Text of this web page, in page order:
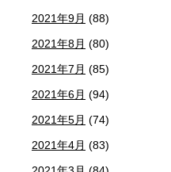
2021年9月 (88)
2021年8月 (80)
2021年7月 (85)
2021年6月 (94)
2021年5月 (74)
2021年4月 (83)